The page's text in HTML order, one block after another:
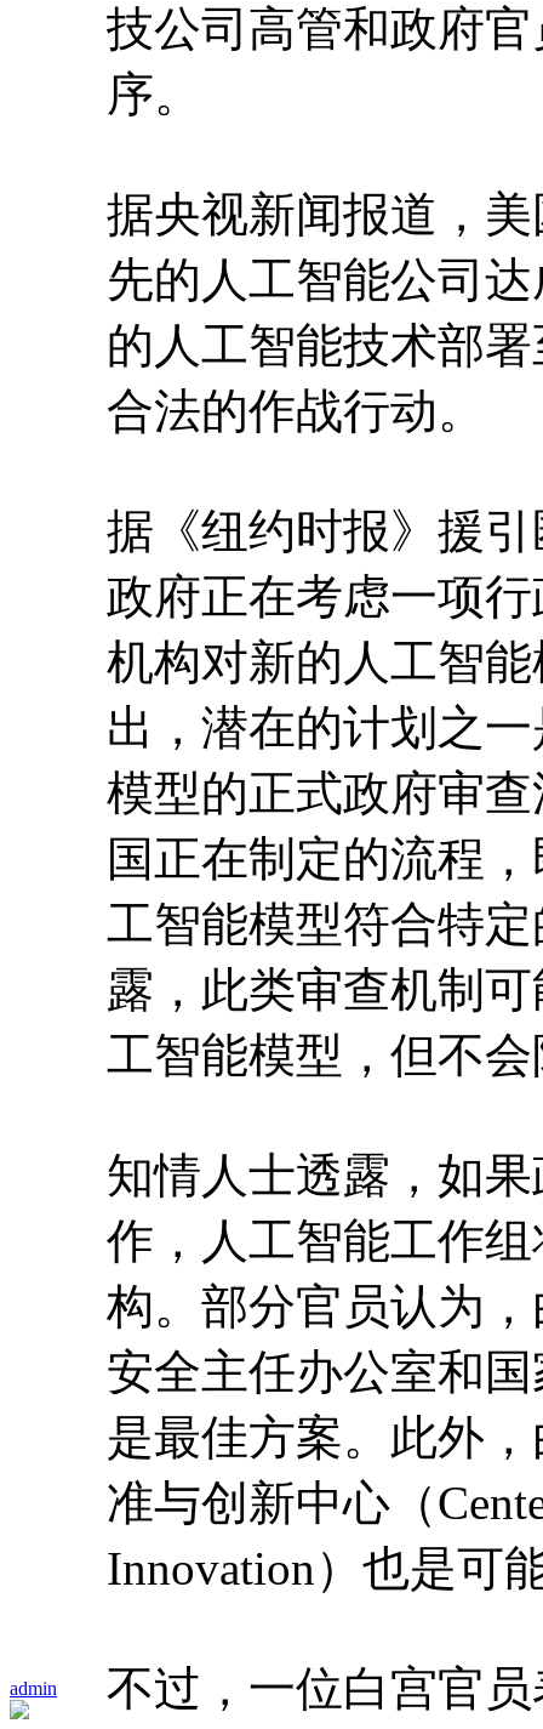
admin
技公司高管和政府
序。
据央视新闻报道，
先的人工智能公司
的人工智能技术部
合法的作战行动。
据《纽约时报》援
政府正在考虑一项
机构对新的人工智
出，潜在的计划之
模型的正式政府审
国正在制定的流程
工智能模型符合特
露，此类审查机制
工智能模型，但不
知情人士透露，如
作，人工智能工作
构。部分官员认为
安全主任办公室和
是最佳方案。此外
准与创新中心（
Innovation）也是可
不过，一位白宫官